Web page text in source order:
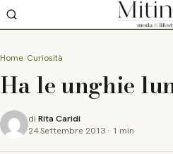
Home Curiosità
Ha le unghie
di Rita Caridi
24 Settembre 2013 · 1 min